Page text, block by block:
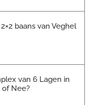
baans van Veghel
van 6 Lagen in
of Nee?